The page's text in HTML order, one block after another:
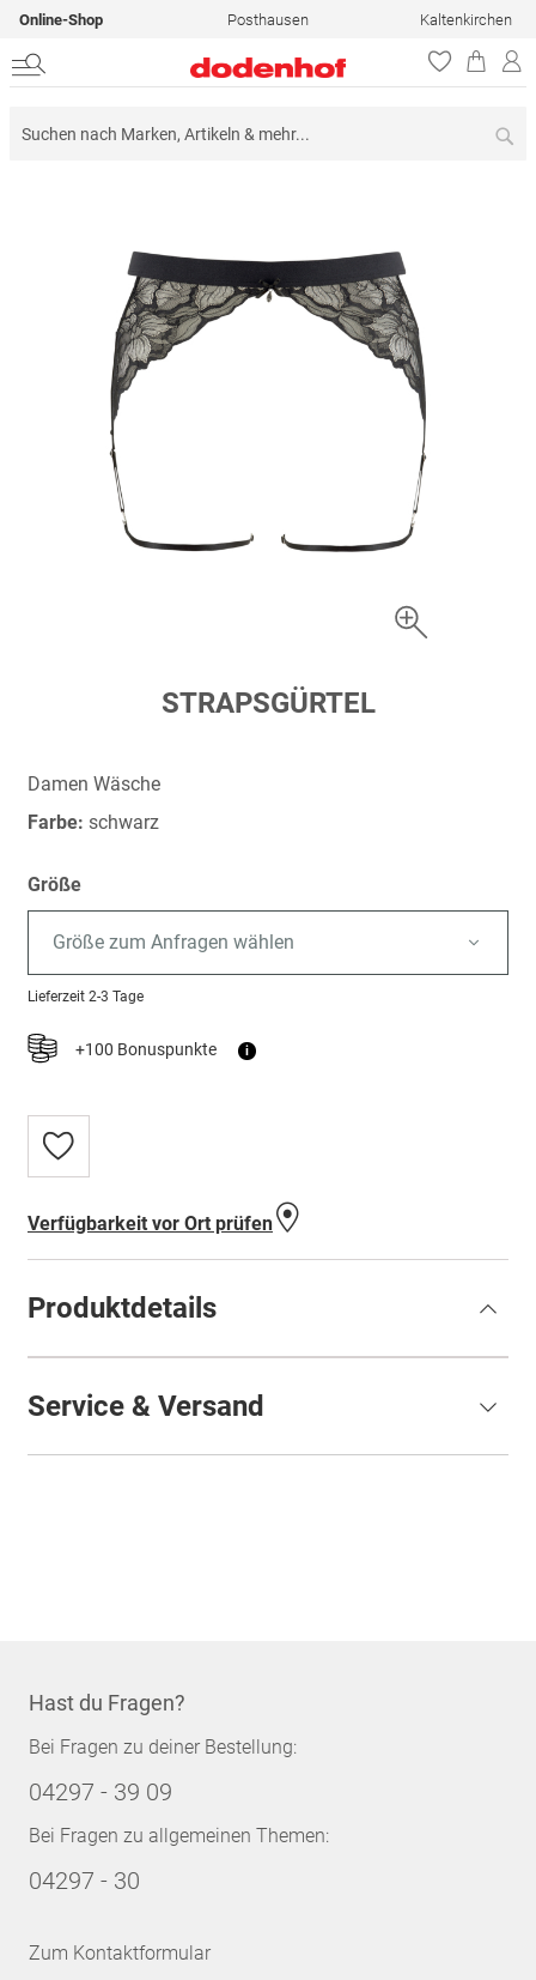
Online-Shop Posthausen Kaltenkirchen
springen
STRAPSGÜRTEL
Damen Wäsche
Farbe: schwarz
Größe
Größe zum Anfragen wählen
Lieferzeit 2-3 Tage
+100 Bonuspunkte i
Zur
Wunschliste
Verfügbarkeit vor Ort prüfen
Produktdetails
Service & Versand
Hast du Fragen?
Bei Fragen zu deiner Bestellung:
04297 - 39 09
Bei Fragen zu allgemeinen Themen:
04297 - 30
Zum Kontaktformular